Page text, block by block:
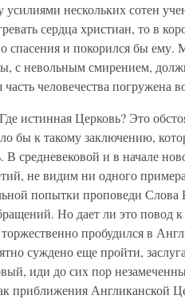
усилиями нескольких сотен
сердца христиан, то в
спасения и покорился бы ему.
с невольным смирением,
человечества погружена
истинная Церковь? Это
бы к такому заключению,
В средневековой и в начале
не видим ни одного
попытки проповеди Слова
Но дает ли это
пробудился в
суждено еще пройти,
иди до сих пор
приближения Англиканской